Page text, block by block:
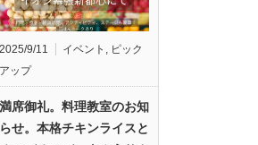
2025/9/11 イベント , ピック
アップ
満席御礼。料理教室のお知
らせ。本格チキンライスと